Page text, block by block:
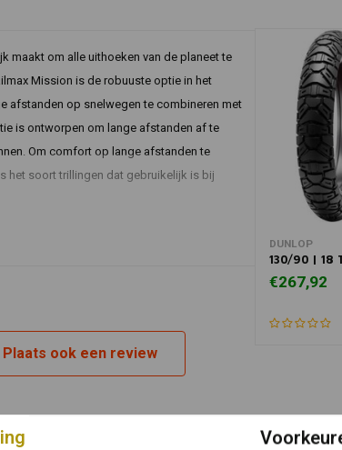
maakt om alle uithoeken van de planeet te
Mission is de robuuste optie in het
afstanden op snelwegen te combineren met
is ontworpen om lange afstanden af te
Om comfort op lange afstanden te
het soort trillingen dat gebruikelijk is bij
Plaats ook een review
DUNLOP
130/90 | 18
€267,92